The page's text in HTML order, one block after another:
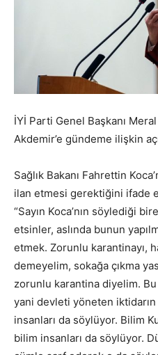
İYİ Parti Genel Başkanı
Akdemir’e gündeme ilişkin
Sağlık Bakanı Fahrettin
ilan etmesi gerektiğini ifade
“Sayın Koca’nın söylediği
etsinler, aslında bunun
etmek. Zorunlu karantinayı,
demeyelim, sokağa çıkma
zorunlu karantina diyelim.
yani devleti yöneten
insanları da söylüyor. Bilim
bilim insanları da söylüyor.